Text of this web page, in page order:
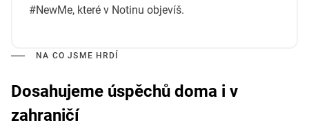
#NewMe, které v Notinu objevíš.
NA CO JSME HRDÍ
Dosahujeme úspěchů doma i v
zahraničí